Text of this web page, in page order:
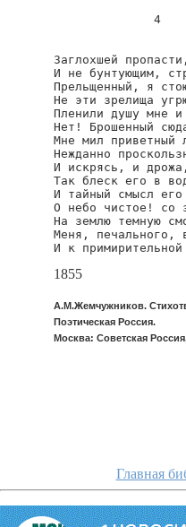
              4
Заглохшей
И не бунтующим,
Прельщенный, я
Не эти зрелища
Пленили душу мне
Нет! Брошенный
Мне мил приветный
Нежданно
И искрясь, и
Так блеск его в
И тайный смысл
О небо чистое! со
На землю темную
Меня, печального,
И к
1855
А.М.Жемчужников.
Поэтическая Россия.
Москва: Советская
Главная